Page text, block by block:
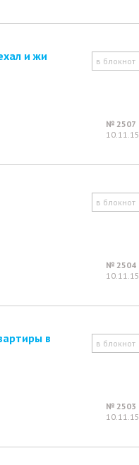
в блокнот
№ 2507
10.11.15
в блокнот
№ 2504
10.11.15
в блокнот
№ 2503
10.11.15